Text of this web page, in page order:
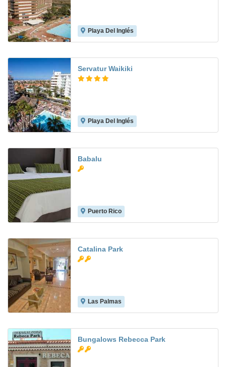
Playa Del Inglés
Servatur Waikiki
Playa Del Inglés
Babalu
Puerto Rico
Catalina Park
Las Palmas
Bungalows Rebecca Park